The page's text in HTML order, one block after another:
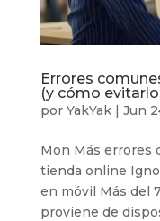
Errores
(y cómo
por YakYak| Jun
Mon Más errores
tienda online
en móvil Más del
proviene de